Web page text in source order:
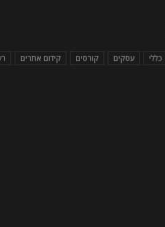
כללי עסקים קורסים קידום אתרים